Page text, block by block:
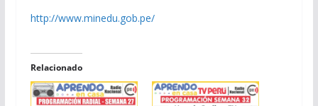
http://www.minedu.gob.pe/
Relacionado